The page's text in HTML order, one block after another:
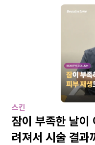
스킨
잠이 부족한 날이
려져서 시술 결과